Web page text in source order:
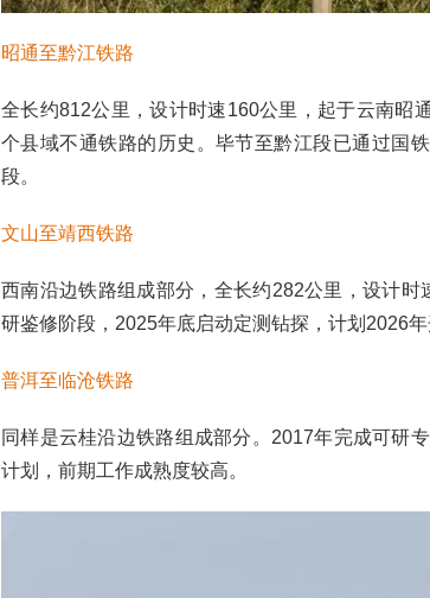
昭通至黔江铁路
全长约812公里，设计时速160公里，起于云南昭
个县域不通铁路的历史。毕节至黔江段已通过国
段。
文山至靖西铁路
西南沿边铁路组成部分，全长约282公里，设计
研鉴修阶段，2025年底启动定测钻探，计划2026年
普洱至临沧铁路
同样是云桂沿边铁路组成部分。2017年完成可研
计划，前期工作成熟度较高。